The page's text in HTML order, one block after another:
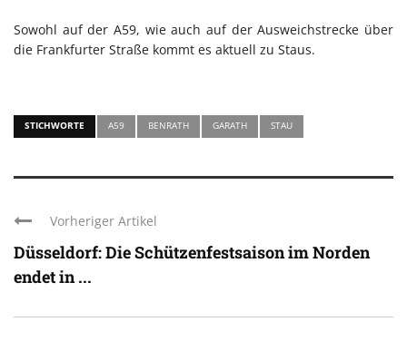
Sowohl auf der A59, wie auch auf der Ausweichstrecke über
die Frankfurter Straße kommt es aktuell zu Staus.
STICHWORTE A59 BENRATH GARATH STAU
Vorheriger Artikel
Düsseldorf: Die Schützenfestsaison im Norden
endet in ...